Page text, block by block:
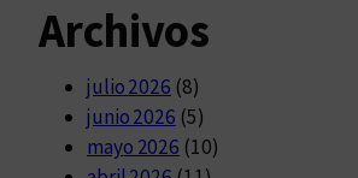
Archivos
julio 2026 (8)
junio 2026 (5)
mayo 2026 (10)